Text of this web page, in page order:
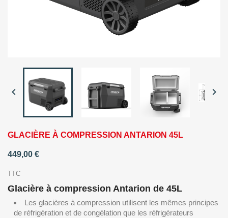
 
GLACIÈRE À COMPRESSION ANTARION 45L
449,00 €
TTC
Glacière à compression Antarion de 45L
Les glacières à compression utilisent les mêmes principes
de réfrigération et de congélation que les réfrigérateurs